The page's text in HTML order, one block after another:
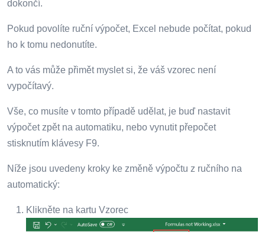
dokončí.
Pokud povolíte ruční výpočet, Excel nebude počítat, pokud
ho k tomu nedonutíte.
A to vás může přimět myslet si, že váš vzorec není
vypočítavý.
Vše, co musíte v tomto případě udělat, je buď nastavit
výpočet zpět na automatiku, nebo vynutit přepočet
stisknutím klávesy F9.
Níže jsou uvedeny kroky ke změně výpočtu z ručního na
automatický:
Klikněte na kartu Vzorec